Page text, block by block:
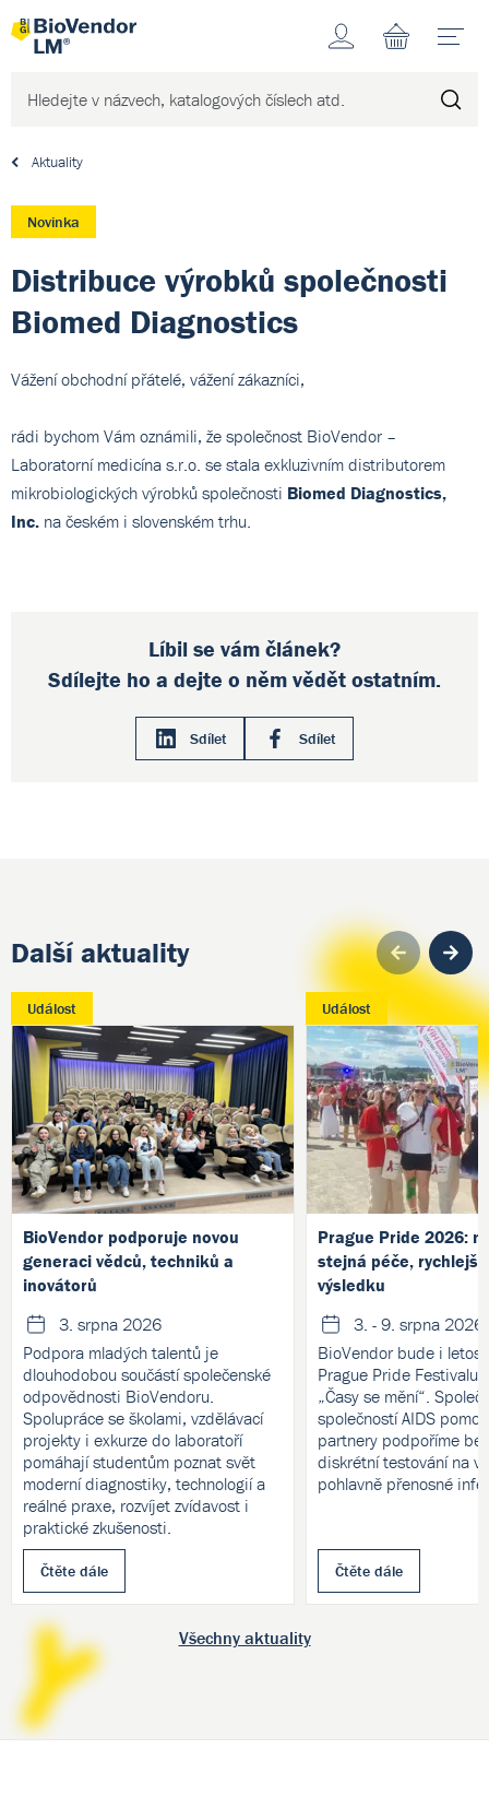
Účet
Aktuality
Novinka
Distribuce výrobků společnosti
Biomed Diagnostics
Vážení obchodní přátelé, vážení zákazníci,
rádi bychom Vám oznámili, že společnost BioVendor –
Laboratorní medicína s.r.o. se stala exkluzivním distributorem
mikrobiologických výrobků společnosti Biomed Diagnostics,
Inc. na českém i slovenském trhu.
Líbil se vám článek?
Sdílejte ho a dejte o něm vědět ostatním.
Sdílet Sdílet
Další aktuality
Událost
BioVendor podporuje novou
generaci vědců, techniků a
inovátorů
3. srpna 2026
Podpora mladých talentů je
dlouhodobou součástí společenské
odpovědnosti BioVendoru.
Spolupráce se školami, vzdělávací
projekty i exkurze do laboratoří
pomáhají studentům poznat svět
moderní diagnostiky, technologií a
reálné praxe, rozvíjet zvídavost i
praktické zkušenosti.
Čtěte dále
Událost
Prague Pride 2026:
stejná péče, rychlejší
výsledku
3. - 9. srpna 2026
BioVendor bude i letos
Prague Pride Festivalu
„Časy se mění“.
společností AIDS
partnery podpoříme
diskrétní testování na
pohlavně přenosné
Čtěte dále
Všechny aktuality